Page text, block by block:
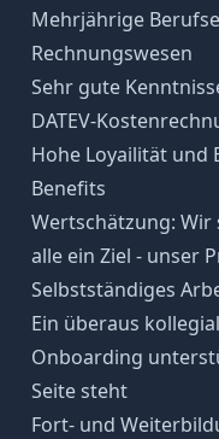
Mehrjährige
Rechnungswesen
Sehr gute
DATEV-
Hohe Loyailität und
Benefits
Wertschätzung: Wir
alle ein Ziel - unser
Selbstständiges
Ein überaus
Onboarding
Seite steht
Fort- und